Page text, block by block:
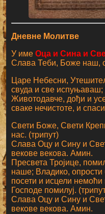
Дневне Молитве
У имеОца и Сина и
Слава Теби, Боже наш,
Царе Небесни,
свуда и све
Животодавче, дођи и
сваке нечистоте, и
Свети Боже, Свети
нас. (трипут)
Слава Оцу и Сину и
векове векова. Амин.
Пресвета Тројице,
наше; Владико,
посети и исцели
Господе помилуј.
Слава Оцу и Сину и
векове векова. Амин.